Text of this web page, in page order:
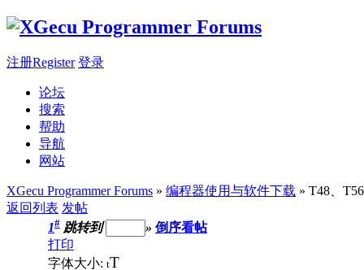
注册Register 登录
论坛
搜索
帮助
导航
网站
XGecu Programmer Forums » 编程器使用与软件下载 » T48、
返回列表 发帖
1# 跳转到 » 倒序看帖
打印
字体大小: tT